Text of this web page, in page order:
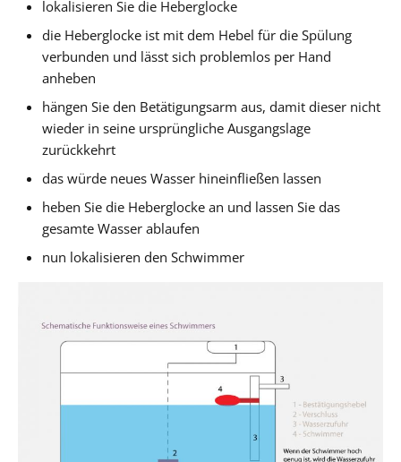
lokalisieren Sie die Heberglocke
die Heberglocke ist mit dem Hebel für die Spülung
verbunden und lässt sich problemlos per Hand
anheben
hängen Sie den Betätigungsarm aus, damit dieser nicht
wieder in seine ursprüngliche Ausgangslage
zurückkehrt
das würde neues Wasser hineinfließen lassen
heben Sie die Heberglocke an und lassen Sie das
gesamte Wasser ablaufen
nun lokalisieren den Schwimmer